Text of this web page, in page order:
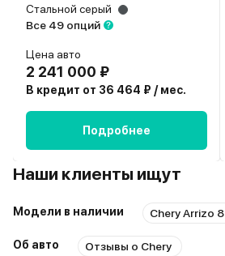
Стальной серый
Все 49 опций
Цена авто
2 241 000 ₽
В кредит от 36 464 ₽ / мес.
Подробнее
Наши клиенты ищут
Модели в наличии Chery Arrizo 8
Об авто Отзывы о Chery